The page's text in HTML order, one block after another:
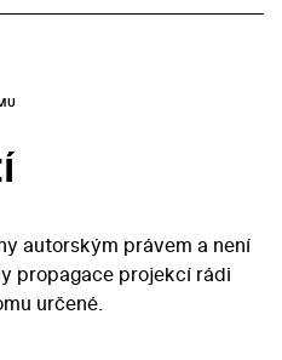
autorským právem a není
propagace projekcí rádi
určené.